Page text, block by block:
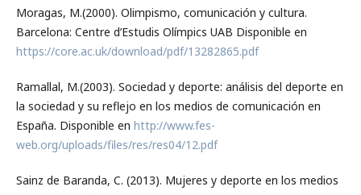
Moragas, M.(2000). Olimpismo, comunicación y cultura.
Barcelona: Centre d’Estudis Olímpics UAB Disponible en
https://core.ac.uk/download/pdf/13282865.pdf
Ramallal, M.(2003). Sociedad y deporte: análisis del deporte en
la sociedad y su reflejo en los medios de comunicación en
España. Disponible en http://www.fes-
web.org/uploads/files/res/res04/12.pdf
Sainz de Baranda, C. (2013). Mujeres y deporte en los medios